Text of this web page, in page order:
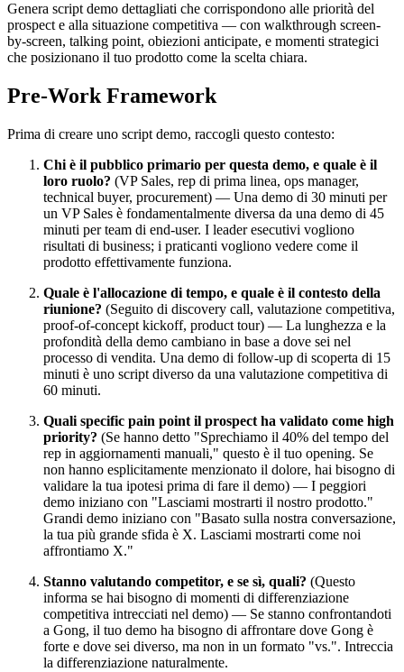
Genera script demo dettagliati che corrispondono alle priorità del
prospect e alla situazione competitiva — con walkthrough screen-
by-screen, talking point, obiezioni anticipate, e momenti strategici
che posizionano il tuo prodotto come la scelta chiara.
Pre-Work Framework
Prima di creare uno script demo, raccogli questo contesto:
Chi è il pubblico primario per questa demo, e quale è il
loro ruolo? (VP Sales, rep di prima linea, ops manager,
technical buyer, procurement) — Una demo di 30 minuti per
un VP Sales è fondamentalmente diversa da una demo di 45
minuti per team di end-user. I leader esecutivi vogliono
risultati di business; i praticanti vogliono vedere come il
prodotto effettivamente funziona.
Quale è l'allocazione di tempo, e quale è il contesto della
riunione? (Seguito di discovery call, valutazione competitiva,
proof-of-concept kickoff, product tour) — La lunghezza e la
profondità della demo cambiano in base a dove sei nel
processo di vendita. Una demo di follow-up di scoperta di 15
minuti è uno script diverso da una valutazione competitiva di
60 minuti.
Quali specific pain point il prospect ha validato come high
priority? (Se hanno detto "Sprechiamo il 40% del tempo del
rep in aggiornamenti manuali," questo è il tuo opening. Se
non hanno esplicitamente menzionato il dolore, hai bisogno di
validare la tua ipotesi prima di fare il demo) — I peggiori
demo iniziano con "Lasciami mostrarti il nostro prodotto."
Grandi demo iniziano con "Basato sulla nostra conversazione,
la tua più grande sfida è X. Lasciami mostrarti come noi
affrontiamo X."
Stanno valutando competitor, e se sì, quali? (Questo
informa se hai bisogno di momenti di differenziazione
competitiva intrecciati nel demo) — Se stanno confrontandoti
a Gong, il tuo demo ha bisogno di affrontare dove Gong è
forte e dove sei diverso, ma non in un formato "vs.". Intreccia
la differenziazione naturalmente.